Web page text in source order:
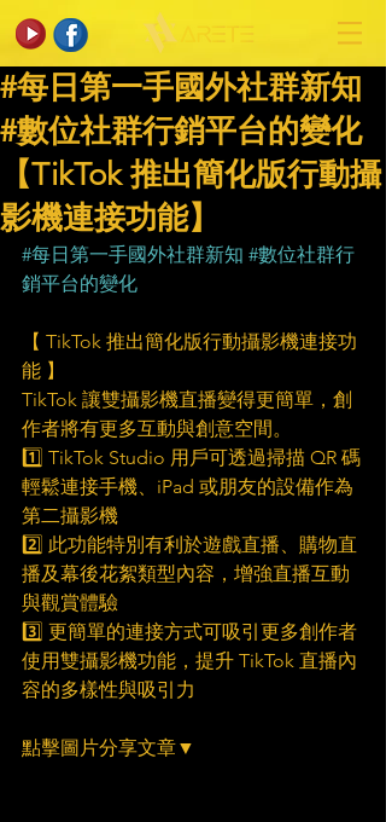
#每日第一手國外社群新知
#數位社群行銷平台的變化
【TikTok 推出簡化版行動攝
影機連接功能】
#每日第一手國外社群新知 #數位社群行
銷平台的變化
【 TikTok 推出簡化版行動攝影機連接功
能 】
TikTok 讓雙攝影機直播變得更簡單，創
作者將有更多互動與創意空間。
1️⃣ TikTok Studio 用戶可透過掃描 QR 碼
輕鬆連接手機、iPad 或朋友的設備作為
第二攝影機
2️⃣ 此功能特別有利於遊戲直播、購物直
播及幕後花絮類型內容，增強直播互動
與觀賞體驗
3️⃣ 更簡單的連接方式可吸引更多創作者
使用雙攝影機功能，提升 TikTok 直播內
容的多樣性與吸引力
點擊圖片分享文章▼